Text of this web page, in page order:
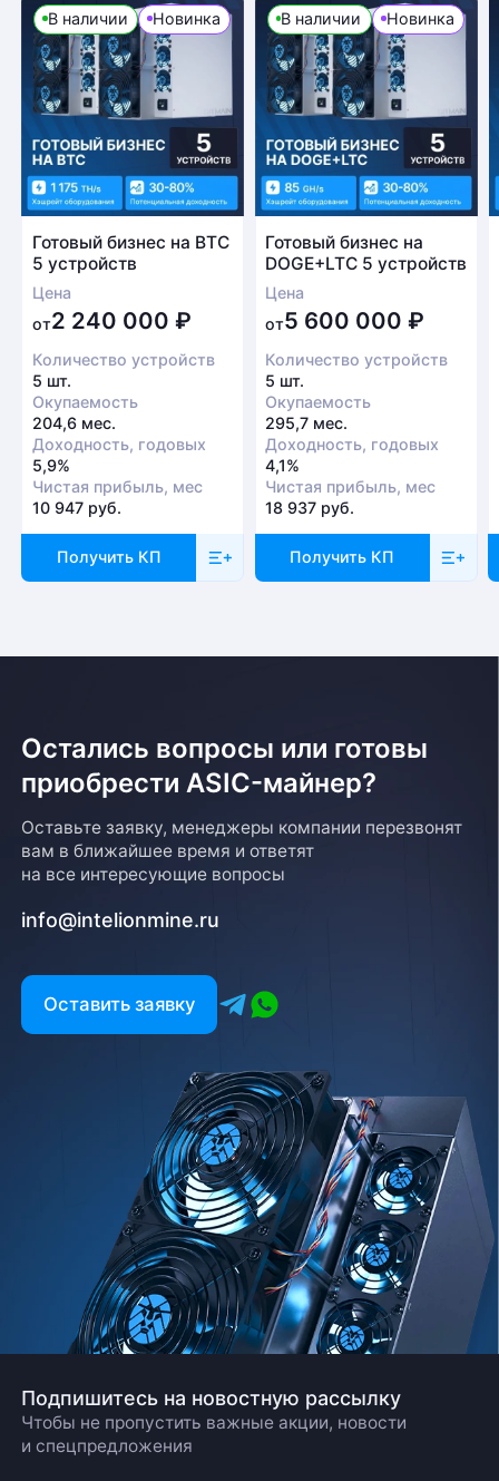
В наличии Новинка
Готовый бизнес на BTC
5 устройств
Цена
от2 240 000 ₽
Количество устройств
5 шт.
Окупаемость
204,6 мес.
Доходность, годовых
5,9%
Чистая прибыль, мес
10 947 руб.
Получить КП
В наличии Новинка
Готовый бизнес на
DOGE+LTC 5 устройств
Цена
от5 600 000₽
Количество устройств
5 шт.
Окупаемость
295,7 мес.
Доходность, годовых
4,1%
Чистая прибыль, мес
18 937 руб.
Получить КП
Остались вопросы или готовы
приобрести ASIC-майнер?
Оставьте заявку, менеджеры компании перезвонят
вам в ближайшее время и ответят
на все интересующие вопросы
info@intelionmine.ru
Оставить заявку
Подпишитесь на новостную рассылку
Чтобы не пропустить важные акции, новости
и спецпредложения